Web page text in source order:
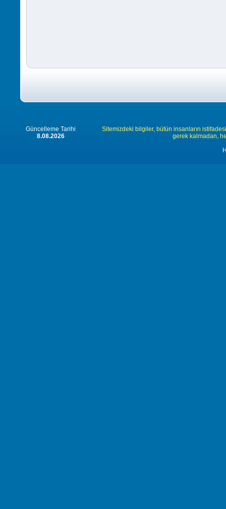
Güncelleme Tarihi
8.08.2026
Sitemizdeki bilgiler, bütün insanların
gerek kalmadan,